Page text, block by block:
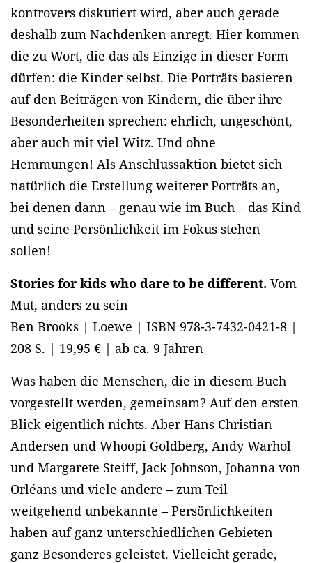
kontrovers diskutiert wird, aber auch gerade
deshalb zum Nachdenken anregt. Hier kommen
die zu Wort, die das als Einzige in dieser Form
dürfen: die Kinder selbst. Die Porträts basieren
auf den Beiträgen von Kindern, die über ihre
Besonderheiten sprechen: ehrlich, ungeschönt,
aber auch mit viel Witz. Und ohne
Hemmungen! Als Anschlussaktion bietet sich
natürlich die Erstellung weiterer Porträts an,
bei denen dann – genau wie im Buch – das Kind
und seine Persönlichkeit im Fokus stehen
sollen!
Stories for kids who dare to be different. Vom
Mut, anders zu sein
Ben Brooks | Loewe | ISBN 978-3-7432-0421-8 |
208 S. | 19,95 € | ab ca. 9 Jahren
Was haben die Menschen, die in diesem Buch
vorgestellt werden, gemeinsam? Auf den ersten
Blick eigentlich nichts. Aber Hans Christian
Andersen und Whoopi Goldberg, Andy Warhol
und Margarete Steiff, Jack Johnson, Johanna von
Orléans und viele andere – zum Teil
weitgehend unbekannte – Persönlichkeiten
haben auf ganz unterschiedlichen Gebieten
ganz Besonderes geleistet. Vielleicht gerade,